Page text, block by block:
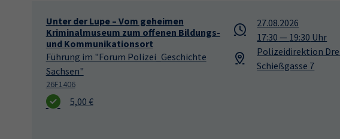
Unter der Lupe – Vom geheimen
Kriminalmuseum zum offenen Bildungs-
und Kommunikationsort
Führung im "Forum Polizei_Geschichte
Sachsen"
26F1406
5,00 €
27.08.2026
17:30 — 19:30 Uhr
Polizeidirektion
Schießgasse 7